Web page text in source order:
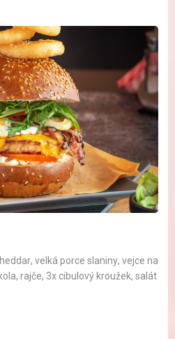
, velká porce slaniny, vejce na
, rajče, 3x cibulový kroužek, salát